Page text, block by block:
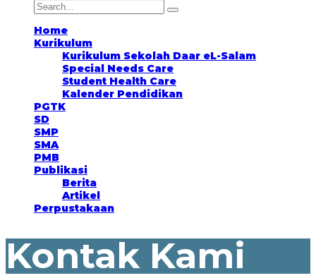
Home
Kurikulum
Kurikulum Sekolah Daar eL-Salam
Special Needs Care
Student Health Care
Kalender Pendidikan
PGTK
SD
SMP
SMA
PMB
Publikasi
Berita
Artikel
Perpustakaan
Kontak Kami